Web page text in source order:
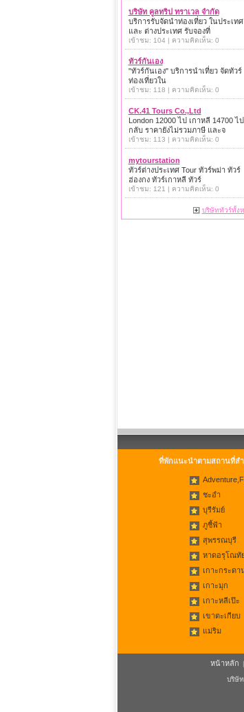
บริษัท คูลทริป ทราเวล จำกัด
บริการรับจัดนำท่องเที่ยว ในประเทศ
และ ต่างประเทศ รับจองที่
เข้าชม: 104 | ความคิดเห็น: 0
ทัวร์กันเอง
"ทัวร์กันเอง" บริการนำเที่ยว จัดทัวร์
ท่องเที่ยวใน
เข้าชม: 118 | ความคิดเห็น: 0
CK.41 Tours Co.,Ltd
London 12000 ไป เกาหลี 14700 ไป
กลับ ราคายังไม่รวมภาษี และจ
เข้าชม: 113 | ความคิดเห็น: 0
mytourstation
ทัวร์ต่างประเทศ Tour ทัวร์พม่า ทัวร์
ฮ่องกง ทัวร์เกาหลี ทัวร์
เข้าชม: 121 | ความคิดเห็น: 0
บริษัททัวร์ทั้ง
ที่พักแนะนำตามสถานที่ส
ชะอำ
บุรีรัมย์
ภูชี้ฟ้า
สุพรรณบุรี
หาดอรุโณทั
เกาะกระดา
เกาะมุก
เกาะหลีเป๊ะ
เขาตะเกียบ
แม่ริม
หน้าหลัก |
บริษั